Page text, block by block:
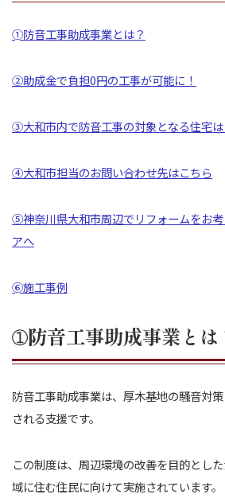
➀防音工事助成事業とは？
②助成金で負担0円の工事が可能に！
③大和市内で防音工事の対象となる住宅は
④大和市担当のお問い合わせ先はこちら
⑤神奈川県大和市周辺でリフォームをお考
アへ
➅施工事例
➀防音工事助成事業とは
防音工事助成事業は、厚木基地の騒音対
される支援です。
この制度は、周辺環境の改善を目的とし
域に住む住民に向けて実施されています。